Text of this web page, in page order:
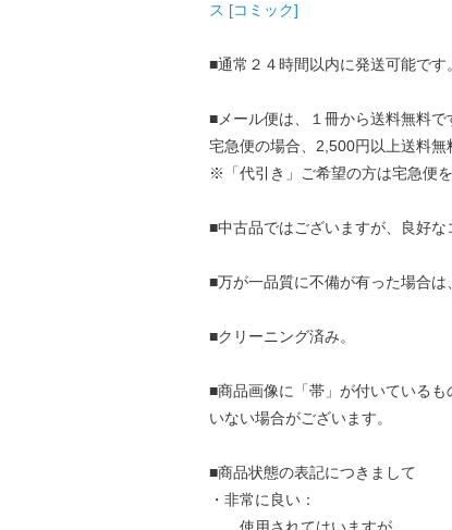
ス [コミック]
■通常２４時間以内に発送可能です。
■メール便は、１冊から送料無料で
宅急便の場合、2,500円以上送料無
※「代引き」ご希望の方は宅急便を
■中古品ではございますが、良好な
■万が一品質に不備が有った場合は
■クリーニング済み。
■商品画像に「帯」が付いている
いない場合がございます。
■商品状態の表記につきまして
・非常に良い：